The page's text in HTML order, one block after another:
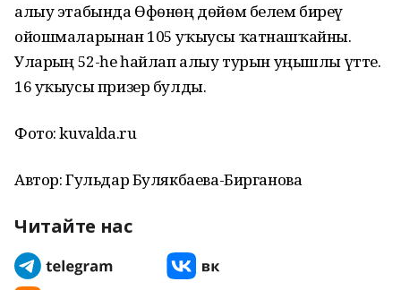
алыу этабында Өфөнөң дөйөм белем биреү
ойошмаларынан 105 уҡыусы ҡатнашҡайны.
Уларҙың 52-һе һайлап алыу турын уңышлы үтте.
16 уҡыусы призер булды.
Фото: kuvalda.ru
Автор: Гульдар Булякбаева-Бирганова
Читайте нас